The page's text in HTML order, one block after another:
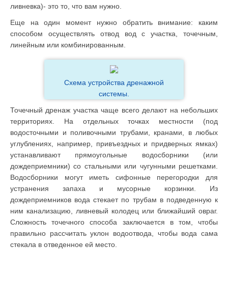
ливневка)- это то, что вам нужно.
Еще на один момент нужно обратить внимание: каким
способом осуществлять отвод вод с участка, точечным,
линейным или комбинированным.
Схема устройства дренажной
системы.
Точечный дренаж участка чаще всего делают на небольших
территориях. На отдельных точках местности (под
водосточными и поливочными трубами, кранами, в любых
углублениях, например, привъездных и придверных ямках)
устанавливают прямоугольные водосборники (или
дождеприемники) со стальными или чугунными решетками.
Водосборники могут иметь сифонные перегородки для
устранения запаха и мусорные корзинки. Из
дождеприемников вода стекает по трубам в подведенную к
ним канализацию, ливневый колодец или ближайший овраг.
Сложность точечного способа заключается в том, чтобы
правильно рассчитать уклон водоотвода, чтобы вода сама
стекала в отведенное ей место.